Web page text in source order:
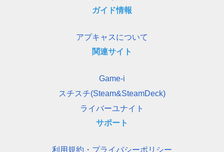
ガイド情報
アプキャスについて
関連サイト
Game-i
スチスチ(Steam&SteamDeck)
ライバーユナイト
サポート
利用規約・プライバシーポリシー